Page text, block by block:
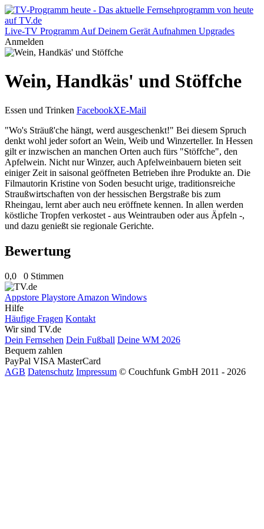
Live-TV Programm Auf Deinem Gerät Aufnahmen Upgrades
Anmelden
Wein, Handkäs' und Stöffche
Essen und Trinken FacebookXE-Mail
"Wo's Sträuß'che hängt, werd ausgeschenkt!" Bei diesem Spruch
denkt wohl jeder sofort an Wein, Weib und Winzerteller. In Hessen
gilt er inzwischen an manchen Orten auch fürs "Stöffche", den
Apfelwein. Nicht nur Winzer, auch Apfelweinbauern bieten seit
einiger Zeit in saisonal geöffneten Betrieben ihre Produkte an. Die
Filmautorin Kristine von Soden besucht urige, traditionsreiche
Straußwirtschaften von der hessischen Bergstraße bis zum
Rheingau, lernt aber auch neu eröffnete kennen. In allen werden
köstliche Tropfen verkostet - aus Weintrauben oder aus Äpfeln -,
und dazu genießt sie regionale Gerichte.
Bewertung
0,0 0 Stimmen
Appstore Playstore Amazon Windows
Hilfe
Häufige Fragen Kontakt
Wir sind TV.de
Dein Fernsehen Dein Fußball Deine WM 2026
Bequem zahlen
PayPal VISA MasterCard
AGB Datenschutz Impressum © Couchfunk GmbH 2011 - 2026